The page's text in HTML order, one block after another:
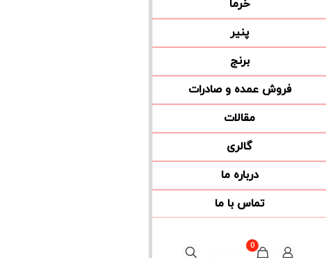
خرما
پنیر
برنج
فروش عمده و صادرات
مقالات
گالری
درباره ما
تماس با ما
0